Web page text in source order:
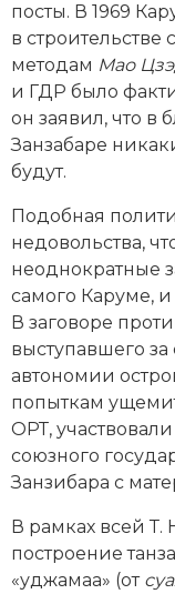
посты. В 1969
в строительстве
методам Мао
и ГДР было
он заявил, что в
Занзабаре
будут.
Подобная
недовольства,
неоднократные
самого Каруме, и
В заговоре
выступавшего
автономии
попыткам
ОРТ,
союзного
Занзибара с
В рамках всей Т.
построение
«уджамаа» (от